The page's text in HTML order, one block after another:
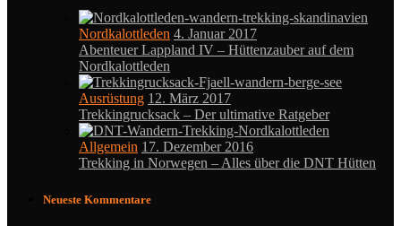
Nordkalottleden 4. Januar 2017
Abenteuer Lappland IV – Hüttenzauber auf dem
Nordkalottleden
Ausrüstung 12. März 2017
Trekkingrucksack – Der ultimative Ratgeber
Allgemein 17. Dezember 2016
Trekking in Norwegen – Alles über die DNT Hütten
Neueste Kommentare